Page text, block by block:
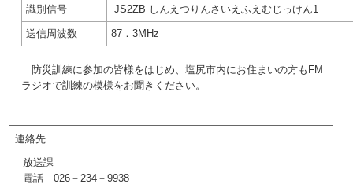
識別信号 JS2ZB しんえつりんさいえふえむじっけん1
送信周波数 87．3MHz
防災訓練に参加の皆様をはじめ、塩尻市内にお住まいの方もFM
ラジオで訓練の模様をお聞きください。
連絡先
放送課
電話 026－234－9938